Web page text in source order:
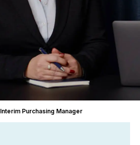
Interim Purchasing Manager